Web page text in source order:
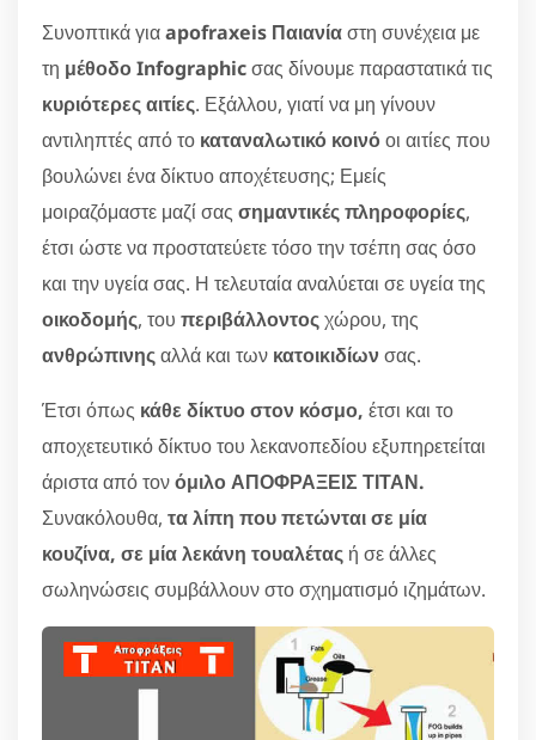
Συνοπτικά γιαapofraxeis Παιανίαστη συνέχεια με
τη μέθοδο Infographicσας δίνουμε παραστατικά τις
κυριότερες αιτίες. Εξάλλου, γιατί να μη γίνουν
αντιληπτές από το καταναλωτικό κοινόοι αιτίες που
βουλώνει ένα δίκτυο αποχέτευσης; Εμείς
μοιραζόμαστε μαζί σας σημαντικές πληροφορίες,
έτσι ώστε να προστατεύετε τόσο την τσέπη σας όσο
και την υγεία σας. Η τελευταία αναλύεται σε υγεία της
οικοδομής, του περιβάλλοντοςχώρου, της
ανθρώπινηςαλλά και των κατοικιδίωνσας.
Έτσι όπως κάθε δίκτυο στον κόσμο, έτσι και το
αποχετευτικό δίκτυο του λεκανοπεδίου εξυπηρετείται
άριστα από τονόμιλο ΑΠΟΦΡΑΞΕΙΣ ΤΙΤΑΝ.
Συνακόλουθα, τα λίπη που πετώνται σε μία
κουζίνα, σε μία λεκάνη τουαλέτας ή σε άλλες
σωληνώσεις συμβάλλουν στο σχηματισμό ιζημάτων.